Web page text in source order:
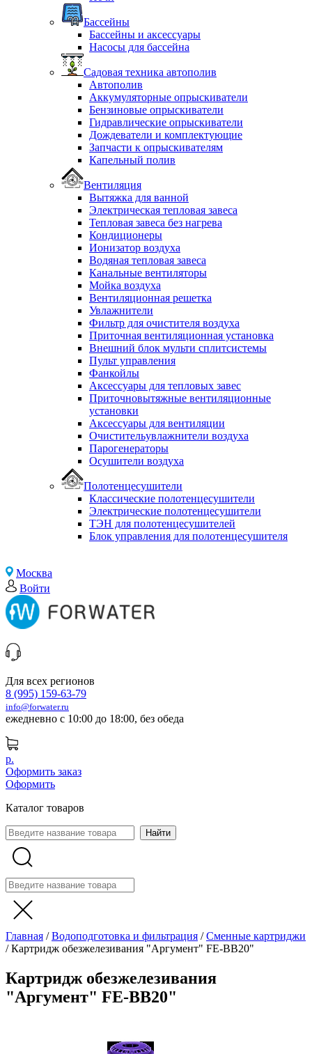
Бассейны
Бассейны и аксессуары
Насосы для бассейна
Садовая техника автополив
Автополив
Аккумуляторные опрыскиватели
Бензиновые опрыскиватели
Гидравлические опрыскиватели
Дождеватели и комплектующие
Запчасти к опрыскивателям
Капельный полив
Вентиляция
Вытяжка для ванной
Электрическая тепловая завеса
Тепловая завеса без нагрева
Кондиционеры
Ионизатор воздуха
Водяная тепловая завеса
Канальные вентиляторы
Мойка воздуха
Вентиляционная решетка
Увлажнители
Фильтр для очистителя воздуха
Приточная вентиляционная установка
Внешний блок мульти сплитсистемы
Пульт управления
Фанкойлы
Аксессуары для тепловых завес
Приточновытяжные вентиляционные
установки
Аксессуары для вентиляции
Очистительувлажнители воздуха
Парогенераторы
Осушители воздуха
Полотенцесушители
Классические полотенцесушители
Электрические полотенцесушители
ТЭН для полотенцесушителей
Блок управления для полотенцесушителя
Москва
Войти
Для всех регионов
8 (995) 159-63-79
info@forwater.ru
ежедневно с 10:00 до 18:00, без обеда
р.
Оформить заказ
Оформить
Каталог товаров
Главная /Водоподготовка и фильтрация /Сменные картриджи
/Картридж обезжелезивания "Аргумент" FE-BB20"
Картридж обезжелезивания
"Аргумент" FE-BB20"